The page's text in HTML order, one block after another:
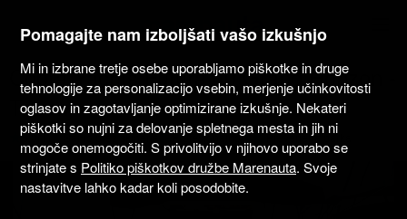
marenauta
Cobra Yachts Futura 40 Grand Horizon -
Tribunj
5.0(1) Samo brez skiperja Profesionalno Preverjena barka
Pomagajte nam izboljšati vašo izkušnjo
Mi in izbrane tretje osebe uporabljamo piškotke in druge
tehnologije za personalizacijo vsebin, merjenje učinkovitosti
oglasov in zagotavljanje optimizirane izkušnje. Nekateri
piškotki so nujni za delovanje spletnega mesta in jih ni
mogoče onemogočiti. S privolitvijo v njihovo uporabo se
strinjate s Politiko piškotkov družbe Marenauta. Svoje
nastavitve lahko kadar koli posodobite.